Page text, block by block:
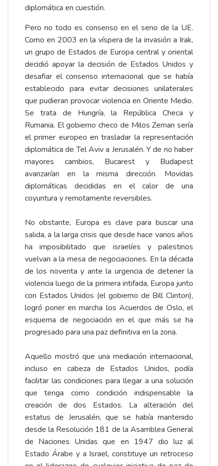
diplomática en cuestión.
Pero no todo es consenso en el seno de la UE.
Como en 2003 en la víspera de la invasión a Irak,
un grupo de Estados de Europa central y oriental
decidió apoyar la decisión de Estados Unidos y
desafiar el consenso internacional que se había
establecido para evitar decisiones unilaterales
que pudieran provocar violencia en Oriente Medio.
Se trata de Hungría, la República Checa y
Rumania. El gobierno checo de Milos Zeman sería
el primer europeo en trasladar la representación
diplomática de Tel Aviv a Jerusalén. Y de no haber
mayores cambios, Bucarest y Budapest
avanzarían en la misma dirección. Movidas
diplomáticas decididas en el calor de una
coyuntura y remotamente reversibles.
No obstante, Europa es clave para buscar una
salida, a la larga crisis que desde hace varios años
ha imposibilitado que israelíes y palestinos
vuelvan a la mesa de negociaciones. En la década
de los noventa y ante la urgencia de detener la
violencia luego de la primera intifada, Europa junto
con Estados Unidos (el gobierno de Bill Clinton),
logró poner en marcha los Acuerdos de Oslo, el
esquema de negociación en el que más se ha
progresado para una paz definitiva en la zona.
Aquello mostró que una mediación internacional,
incluso en cabeza de Estados Unidos, podía
facilitar las condiciones para llegar a una solución
que tenga como condición indispensable la
creación de dos Estados. La alteración del
estatus de Jerusalén, que se había mantenido
desde la Resolución 181 de la Asamblea General
de Naciones Unidas que en 1947 dio luz al
Estado Árabe y a Israel, constituye un retroceso